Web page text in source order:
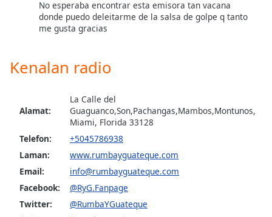
No esperaba encontrar esta emisora tan vacana
donde puedo deleitarme de la salsa de golpe q tanto
me gusta gracias
Kenalan radio
Alamat:
La Calle del
Guaguanco,Son,Pachangas,Mambos,Montunos,
Miami, Florida 33128
Telefon:
+5045786938
Laman:
www.rumbayguateque.com
Email:
info@rumbayguateque.com
Facebook:
@RyG.Fanpage
Twitter:
@RumbaYGuateque